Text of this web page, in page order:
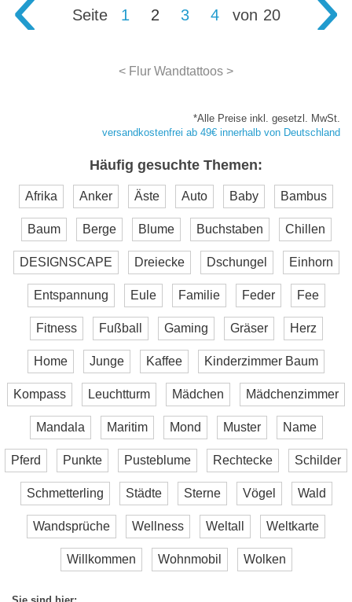
Seite 1 2 3 4 von 20
< Flur Wandtattoos >
*Alle Preise inkl. gesetzl. MwSt.
versandkostenfrei ab 49€ innerhalb von Deutschland
Häufig gesuchte Themen:
Afrika Anker Äste Auto Baby Bambus
Baum Berge Blume Buchstaben Chillen
DESIGNSCAPE Dreiecke Dschungel Einhorn
Entspannung Eule Familie Feder Fee
Fitness Fußball Gaming Gräser Herz
Home Junge Kaffee Kinderzimmer Baum
Kompass Leuchtturm Mädchen Mädchenzimmer
Mandala Maritim Mond Muster Name
Pferd Punkte Pusteblume Rechtecke Schilder
Schmetterling Städte Sterne Vögel Wald
Wandsprüche Wellness Weltall Weltkarte
Willkommen Wohnmobil Wolken